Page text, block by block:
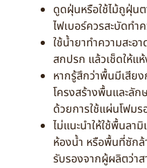
ดูดฝุ่นหรือใช้ไม้ถูฝุ่นต
ไฟเบอร์ควรสะบัดทำ
ใช้น้ำยาทำความสะอ
สกปรก แล้วเช็ดให้แ
หากรู้สึกว่าพื้นมีเสีย
โครงสร้างพื้นและลั
ด้วยการใช้แผ่นโฟม
ไม่แนะนำให้ใช้พื้นลา
ห้องน้ำ หรือพื้นที่ซักล้
รับรองจากผู้ผลิตว่าส